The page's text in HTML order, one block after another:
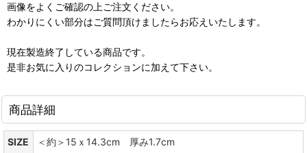
画像をよくご確認の上ご注文ください。
わかりにくい部分はご質問頂けましたらお応えいたします。
現在製造終了している商品です。
是非お気に入りのコレクションに加えて下さい。
商品詳細
SIZE
＜約＞15ｘ14.3cm 厚み1.7cm